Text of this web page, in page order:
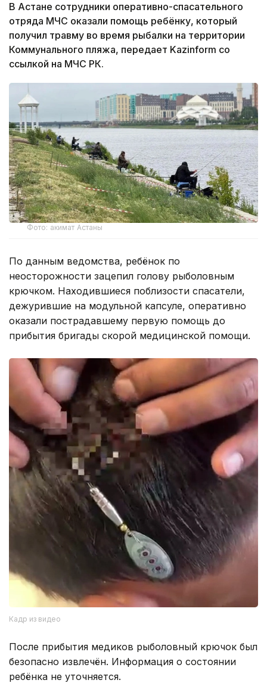
В Астане сотрудники оперативно-спасательного
отряда МЧС оказали помощь ребёнку, который
получил травму во время рыбалки на территории
Коммунального пляжа, передает Kazinform со
ссылкой на МЧС РК.
Фото: акимат Астаны
По данным ведомства, ребёнок по
неосторожности зацепил голову рыболовным
крючком. Находившиеся поблизости спасатели,
дежурившие на модульной капсуле, оперативно
оказали пострадавшему первую помощь до
прибытия бригады скорой медицинской помощи.
Кадр из видео
После прибытия медиков рыболовный крючок был
безопасно извлечён. Информация о состоянии
ребёнка не уточняется.